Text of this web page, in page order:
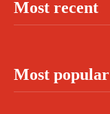
Most recent
Most popular